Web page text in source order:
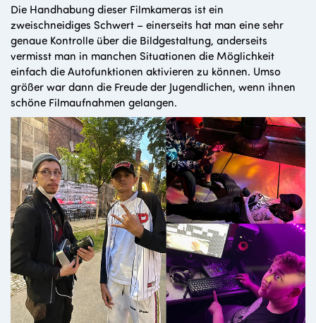
Die Handhabung dieser Filmkameras ist ein
zweischneidiges Schwert – einerseits hat man eine sehr
genaue Kontrolle über die Bildgestaltung, anderseits
vermisst man in manchen Situationen die Möglichkeit
einfach die Autofunktionen aktivieren zu können. Umso
größer war dann die Freude der Jugendlichen, wenn ihnen
schöne Filmaufnahmen gelangen.